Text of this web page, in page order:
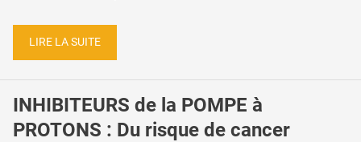
LIRE LA SUITE
INHIBITEURS de la POMPE à
PROTONS : Du risque de cancer